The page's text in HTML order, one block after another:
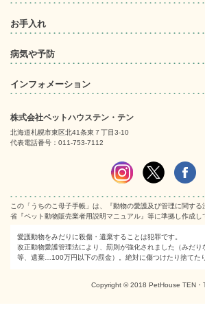
お手入れ
病気や予防
インフォメーション
株式会社ペットハウステン・テン
北海道札幌市東区北41条東７丁目3-10
代表電話番号：011-753-7112
この「うちのこ母子手帳」は、『動物の愛護及び管理に関す
省『ペット動物販売業者用説明マニュアル』等に準拠し作成し
愛護動物をみだりに殺傷・遺棄することは犯罪です。
改正動物愛護管理法により、罰則が強化されました（みだ
等、遺棄…100万円以下の罰金）。絶対に傷つけたり捨てた
Copyright © 2018 PetHouse TEN・